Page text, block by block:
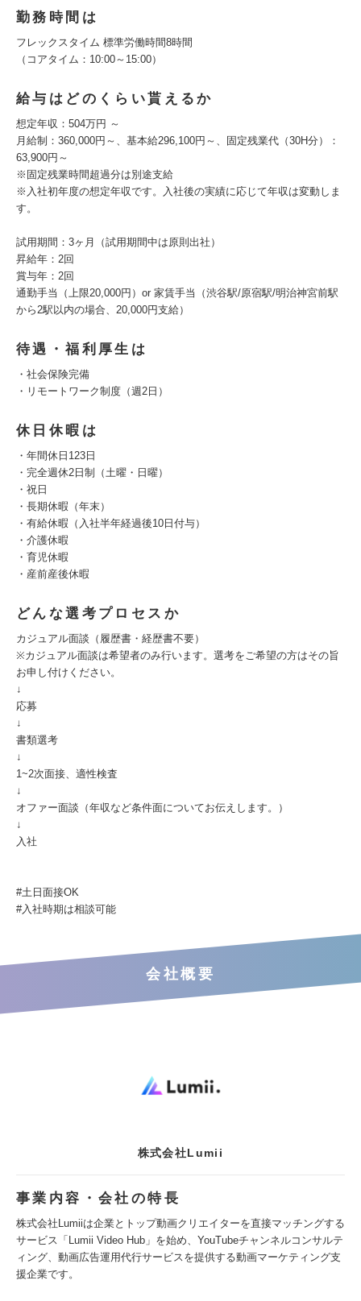
勤務時間は
フレックスタイム 標準労働時間8時間
（コアタイム：10:00～15:00）
給与はどのくらい貰えるか
想定年収：504万円 ～
月給制：360,000円～、基本給296,100円～、固定残業代（30H分）：
63,900円～
※固定残業時間超過分は別途支給
※入社初年度の想定年収です。入社後の実績に応じて年収は変動しま
す。
試用期間：3ヶ月（試用期間中は原則出社）
昇給年：2回
賞与年：2回
通勤手当（上限20,000円）or 家賃手当（渋谷駅/原宿駅/明治神宮前駅
から2駅以内の場合、20,000円支給）
待遇・福利厚生は
・社会保険完備
・リモートワーク制度（週2日）
休日休暇は
・年間休日123日
・完全週休2日制（土曜・日曜）
・祝日
・長期休暇（年末）
・有給休暇（入社半年経過後10日付与）
・介護休暇
・育児休暇
・産前産後休暇
どんな選考プロセスか
カジュアル面談（履歴書・経歴書不要）
※カジュアル面談は希望者のみ行います。選考をご希望の方はその旨
お申し付けください。
↓
応募
↓
書類選考
↓
1~2次面接、適性検査
↓
オファー面談（年収など条件面についてお伝えします。）
↓
入社
#土日面接OK
#入社時期は相談可能
会社概要
株式会社Lumii
事業内容・会社の特長
株式会社Lumiiは企業とトップ動画クリエイターを直接マッチングする
サービス「Lumii Video Hub」を始め、YouTubeチャンネルコンサルテ
ィング、動画広告運用代行サービスを提供する動画マーケティング支
援企業です。